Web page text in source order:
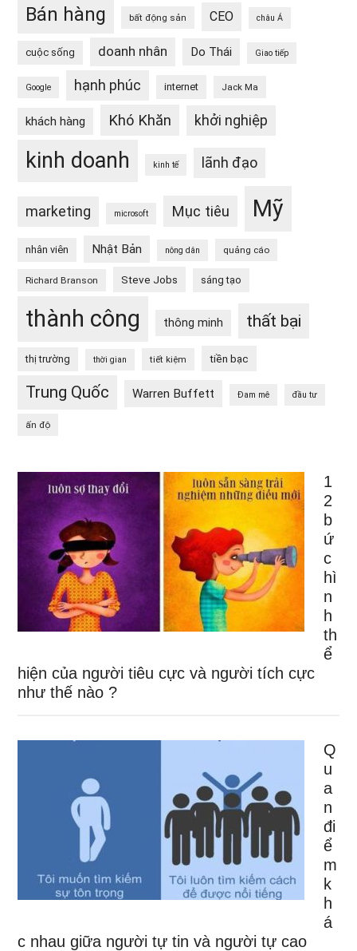
Bán hàng bất động sản CEO châu Á
cuộc sống doanh nhân Do Thái Giao tiếp
Google hạnh phúc internet Jack Ma
khách hàng Khó Khăn khởi nghiệp
kinh doanh kinh tế lãnh đạo
marketing microsoft Mục tiêu Mỹ
nhân viên Nhật Bản nông dân quảng cáo
Richard Branson Steve Jobs sáng tạo
thành công thông minh thất bại
thị trường thời gian tiết kiệm tiền bạc
Trung Quốc Warren Buffett Đam mê đầu tư
ấn độ
1
2
b
ứ
c
hì
n
h
th
ể
hiện của người tiêu cực và người tích cực
như thế nào ?
Q
u
a
n
đi
ể
m
k
h
á
c nhau giữa người tự tin và người tự cao